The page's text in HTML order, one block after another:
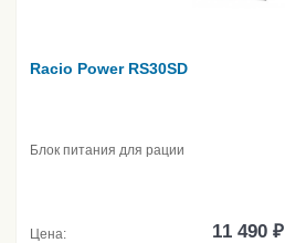
Racio Power RS30SD
Блок питания для рации
Цена: 11 490 ₽